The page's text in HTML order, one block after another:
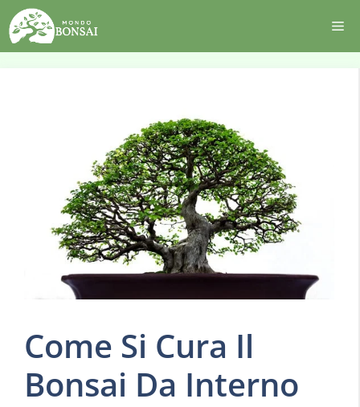
Vai
al
contenuto
Come Si Cura Il
Bonsai Da Interno